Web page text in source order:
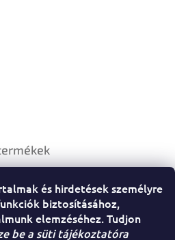
és hirdetések személyre
biztosításához,
elemzéséhez. Tudjon
be a süti tájékoztatóra
5-ből 4 csillag.